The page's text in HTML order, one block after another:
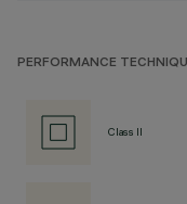
PERFORMANCE
Class II